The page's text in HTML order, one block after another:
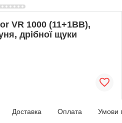
VR 1000 (11+1BB),
дрібної щуки
Доставка Оплата Умови